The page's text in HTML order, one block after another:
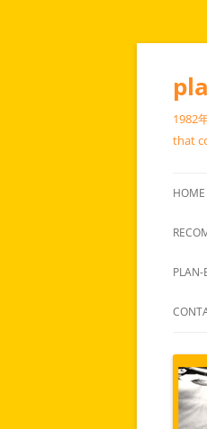
コ
ン
ツ
へ
ス
キ
ッ
1982
that